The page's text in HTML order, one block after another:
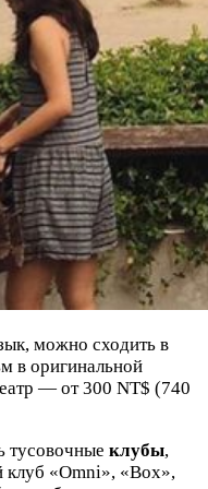
можно сходить в
в оригинальной
— от 300 NT$ (740
тусовочные клубы,
клуб «Omni», «Box»,